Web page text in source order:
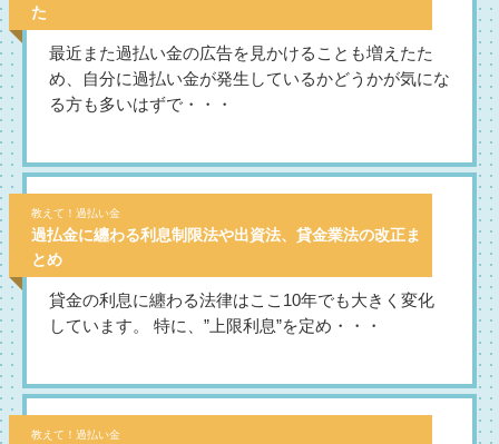
た
最近また過払い金の広告を見かけることも増えたた
め、自分に過払い金が発生しているかどうかが気にな
る方も多いはずで・・・
教えて！過払い金
過払金に纏わる利息制限法や出資法、貸金業法の改正ま
とめ
貸金の利息に纏わる法律はここ10年でも大きく変化
しています。 特に、”上限利息”を定め・・・
教えて！過払い金